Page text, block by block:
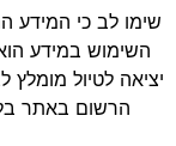
שימו לב כי
השימוש במידע
יציאה לטיול מומלץ
הרשום באתר